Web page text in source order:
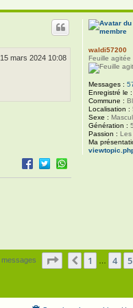
waldi57200
Feuille agitée
Messages :
Enregistré le :
Commune :
Localisation :
Sexe :
Génération :
Passion : Les
Ma
15 mars 2024 10:08
messages Page sur10
Précédente
1 4 5